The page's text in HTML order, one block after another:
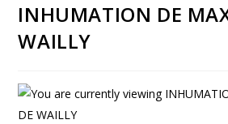
INHUMATION DE
WAILLY